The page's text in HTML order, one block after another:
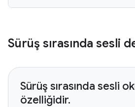
Sürüş sırasında sesli
Sürüş sırasında sesli
özelliğidir.